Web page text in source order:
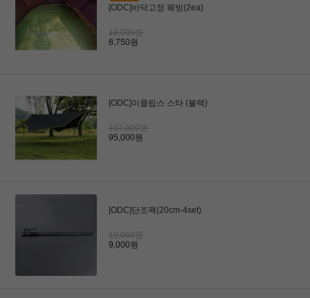
[ODC]바닥고정 웨빙(2ea)
10,000원
8,750원
[ODC]이클립스 스타 (블랙)
107,000원
95,000원
[ODC]단조팩(20cm-4set)
10,000원
9,000원